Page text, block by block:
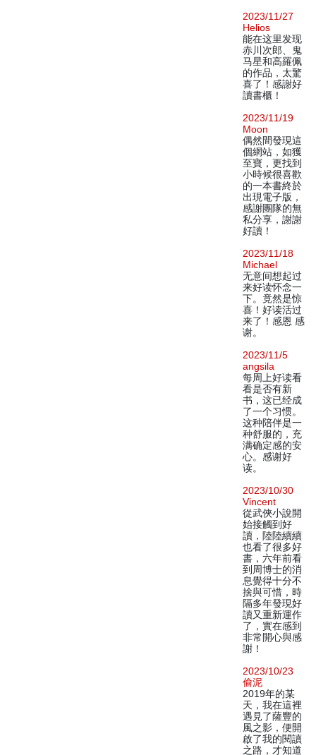
2023/11/27
Helios
能在这里发现
赤川次郎、鬼
马星和高羅佩
的作品，太驚
喜了！感謝好
讀書櫃！
2023/11/19
Moon
偶然間發現這
個網站，如獲
至寶，更找到
小時候很喜歡
的一本書終於
出現電子版，
感謝團隊的無
私分享，謝謝
好讀！
2023/11/18
Michael
无意间想起过
来好读怀念一
下。竟然是惊
喜！好读活过
来了！感恩 感
谢。
2023/11/5
angsila
每周上好读看
看是否有新
书，这已经成
了一个习惯。
这种陪伴是一
种舒服的，充
满确定感的安
心。感谢好
读。
2023/10/30
Vincent
從武俠小說開
始接觸到好
讀，陸陸續續
也看了很多好
書，六年前看
到周博士的消
息覺得十分不
捨與可惜，時
隔多年發現好
讀又重新運作
了，實在感到
非常開心與感
謝！
2023/10/23
偷泥
2019年的某
天，我在這裡
遇見了薩豐的
風之影，便開
啟了我的閱讀
之路，才知道